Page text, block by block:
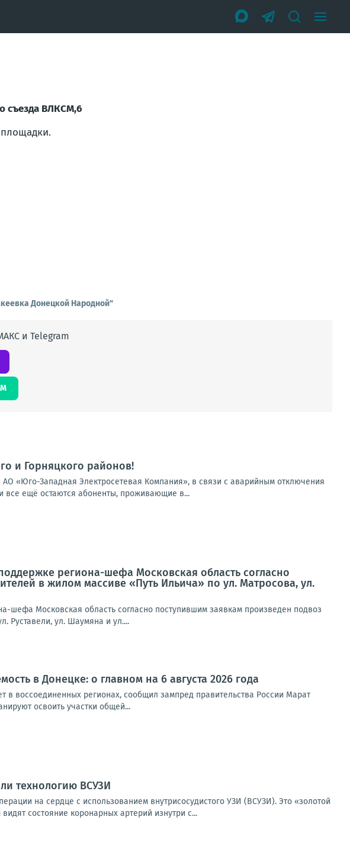
съезда ВЛКСМ,6
Донецкой Народной"
и Telegram
и Горняцкого районов!
«Юго-Западная Электросетевая Компания», в связи с аварийным отключения
все ещё остаются абоненты, проживающие в...
региона-шефа Московская область согласно
в жилом массиве «Путь Ильича» по ул. Матросова, ул.
шефа Московская область согласно поступившим заявкам произведен подвоз
Руставели, ул. Шаумяна и ул....
в Донецке: о главном на 6 августа 2026 года
в воссоединенных регионах, сообщил зампред правительства России Марат
освоить участки общей...
технологию ВСУЗИ
на сердце с использованием внутрисосудистого УЗИ (ВСУЗИ). Это «золотой
состояние коронарных артерий изнутри с...